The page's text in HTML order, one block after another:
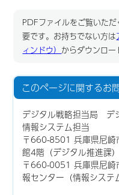
PDFファイルをご覧いた
要です。お持ちでない方は
ィンドウ） からダウンロー
このページに関するお
デジタル戦略担当局 デ
情報システム担当
〒660-8501 兵庫県尼
館4階（デジタル推進課）
〒660-0051 兵庫県尼
報センター（情報システ